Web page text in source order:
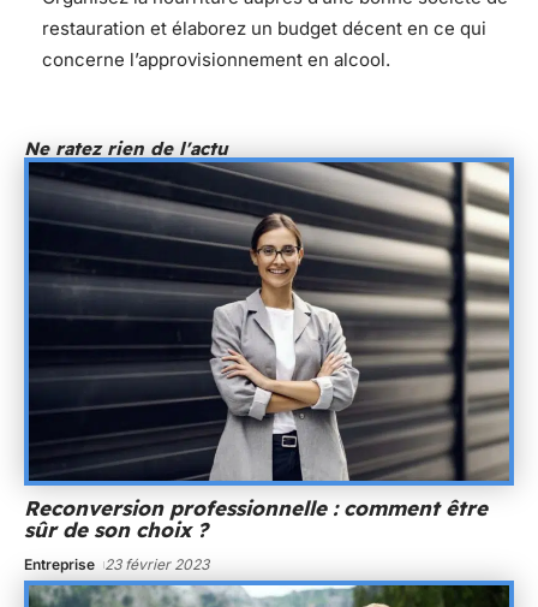
restauration et élaborez un budget décent en ce qui
concerne l’approvisionnement en alcool.
Ne ratez rien de l'actu
Reconversion professionnelle : comment être
sûr de son choix ?
Entreprise 23 février 2023